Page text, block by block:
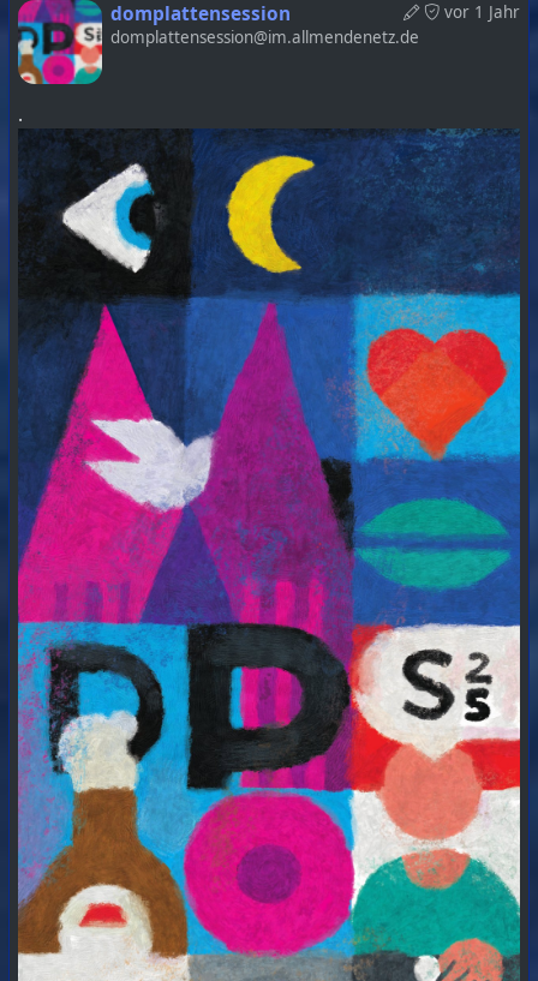
vor 1 Jahr
domplattensession
domplattensession@im.allmendenetz.de
.